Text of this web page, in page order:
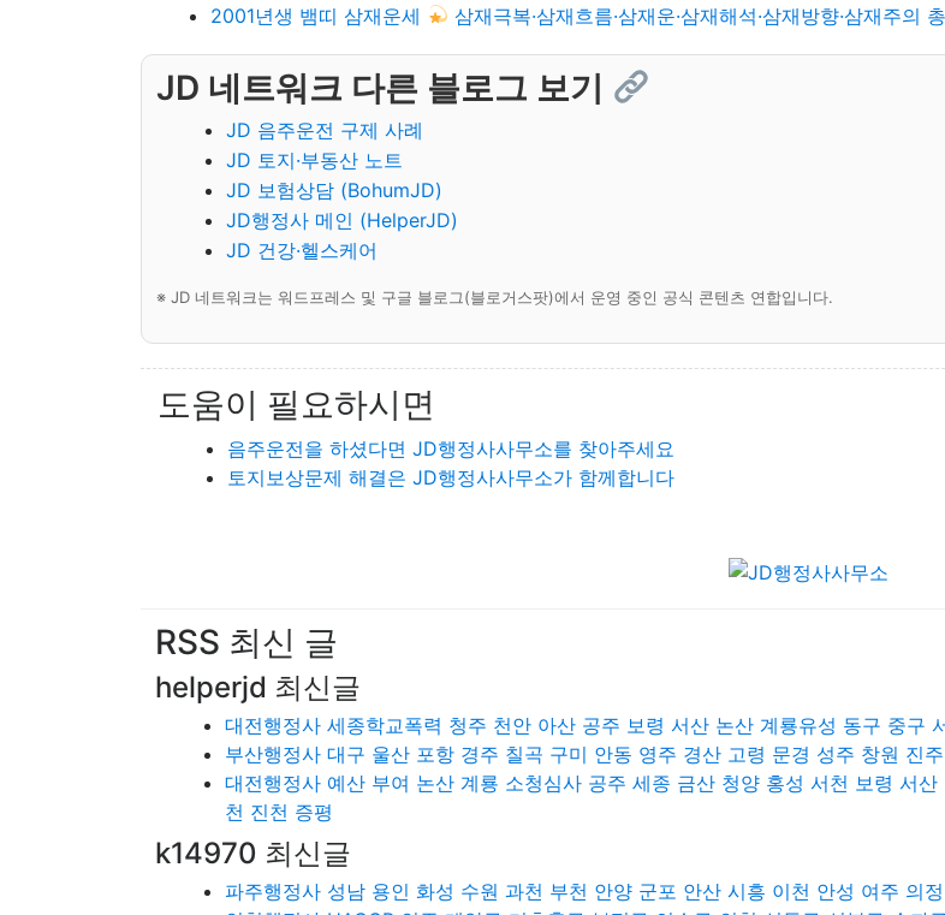
2001년생 뱀띠 삼재운세
삼재극복·삼재흐름·삼재운·삼재해석·삼재방향·삼재주
JD 네트워크 다른 블로그 보기
JD 음주운전 구제 사례
JD 토지·부동산 노트
JD 보험상담 (BohumJD)
JD행정사 메인 (HelperJD)
JD 건강·헬스케어
※ JD 네트워크는 워드프레스 및 구글 블로그(블로거스팟)에서 운영 중인 공식 콘텐츠 연합입니다.
도움이 필요하시면
음주운전을 하셨다면 JD행정사사무소를 찾아주세요
토지보상문제 해결은 JD행정사사무소가 함께합니다
RSS 최신 글
helperjd 최신글
대전행정사 세종학교폭력 청주 천안 아산 공주 보령 서산 논산 계룡유성 동구 중구
부산행정사 대구 울산 포항 경주 칠곡 구미 안동 영주 경산 고령 문경 성주 창원 진
대전행정사 예산 부여 논산 계룡 소청심사 공주 세종 금산 청양 홍성 서천 보령 서
천 진천 증평
k14970 최신글
파주행정사 성남 용인 화성 수원 과천 부천 안양 군포 안산 시흥 이천 안성 여주 의